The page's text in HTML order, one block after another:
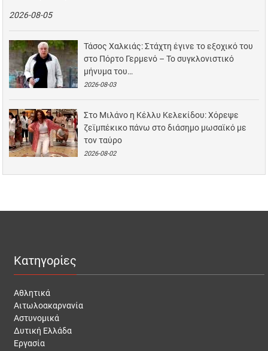
2026-08-05
Τάσος Χαλκιάς: Στάχτη έγινε το εξοχικό του
στο Πόρτο Γερμενό – Το συγκλονιστικό
μήνυμα του…
2026-08-03
Στο Μιλάνο η Κέλλυ Κελεκίδου: Χόρεψε
ζεϊμπέκικο πάνω στο διάσημο μωσαϊκό με
τον ταύρο
2026-08-02
Κατηγορίες
Αθλητικά
Αιτωλοακαρνανία
Αστυνομικά
Δυτική Ελλάδα
Εργασία